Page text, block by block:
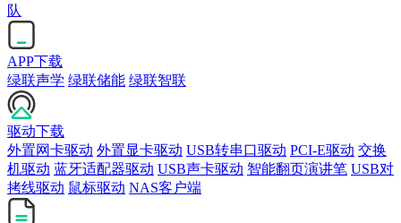
队
APP下载
绿联声学 绿联储能 绿联智联
驱动下载
外置网卡驱动 外置显卡驱动 USB转串口驱动 PCI-E驱动 交换
机驱动 蓝牙适配器驱动 USB声卡驱动 智能翻页演讲笔 USB对
拷线驱动 鼠标驱动 NAS客户端